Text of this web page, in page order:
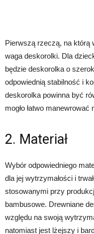
Pierwszą rzeczą, na którą
waga deskorolki. Dla
będzie deskorolka o
odpowiednią stabilność i
deskorolka powinna być
mogło łatwo
2. Materiał
Wybór odpowiedniego
dla jej wytrzymałości i
stosowanymi przy
bambusowe. Drewniane
względu na swoją
natomiast jest lżejszy i